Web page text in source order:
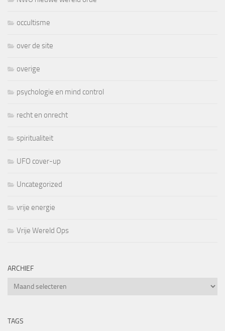
occultisme
over de site
overige
psychologie en mind control
recht en onrecht
spiritualiteit
UFO cover-up
Uncategorized
vrije energie
Vrije Wereld Ops
ARCHIEF
Archief
TAGS